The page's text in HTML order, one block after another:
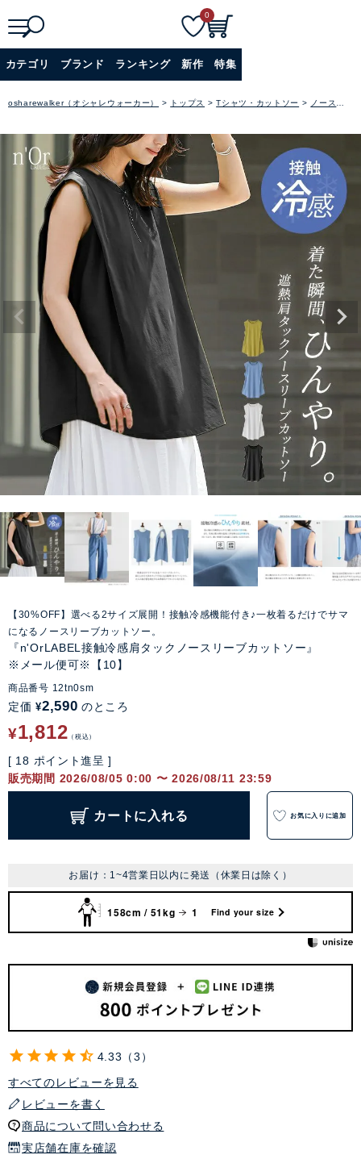
詳細検索
0
カテゴリ ブランド ランキング 新作 特集
osharewalker（オシャレウォーカー） トップス Tシャツ・カットソー ノースリーブ
【30%OFF】選べる2サイズ展開！接触冷感機能付き♪一枚着るだけでサマ
になるノースリーブカットソー。
『n'OrLABEL接触冷感肩タックノースリーブカットソー』
※メール便可※【10】
商品番号 12tn0sm
定価 ¥2,590 のところ
¥1,812 税込
[ 18 ポイント進呈 ]
販売期間 2026/08/05 0:00 〜 2026/08/11 23:59
カートに入れる お気に入りに追加
お届け：1~4営業日以内に発送（休業日は除く）
158cm / 51kg 1 Find your size
4.33
3
すべてのレビューを見る
レビューを書く
商品について問い合わせる
実店舗在庫を確認